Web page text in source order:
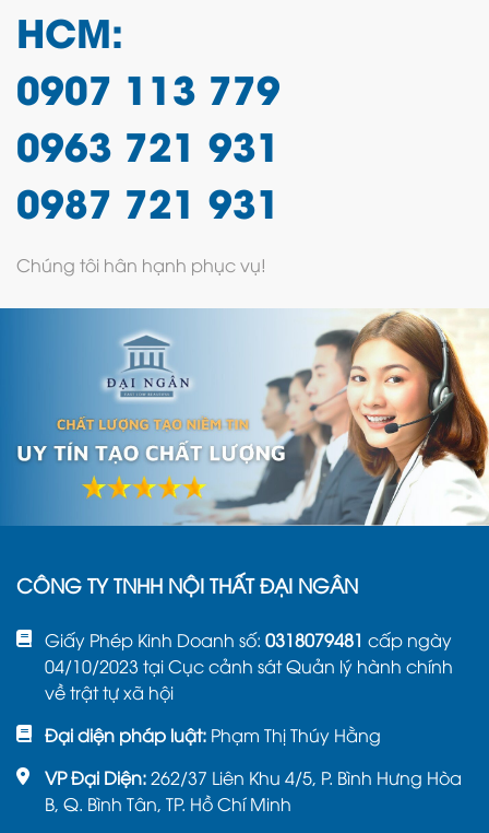
HCM:
0907 113 779
0963 721 931
0987 721 931
Chúng tôi hân hạnh phục vụ!
CÔNG TY TNHH NỘI THẤT ĐẠI NGÂN
Giấy Phép Kinh Doanh số: 0318079481 cấp ngày
04/10/2023 tại Cục cảnh sát Quản lý hành chính
về trật tự xã hội
Đại diện pháp luật: Phạm Thị Thúy Hằng
VP Đại Diện:262/37 Liên Khu 4/5, P. Bình Hưng Hòa
B, Q. Bình Tân, TP. Hồ Chí Minh